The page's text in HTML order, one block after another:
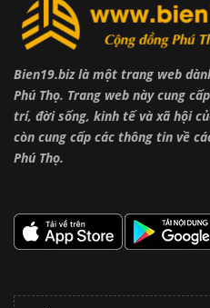
Bien19.biz là một trang web
Phú Thọ. Trang web này cung
trí, đời sống, kinh tế và xã hội
còn cung cấp các thông tin về
Phú Thọ.